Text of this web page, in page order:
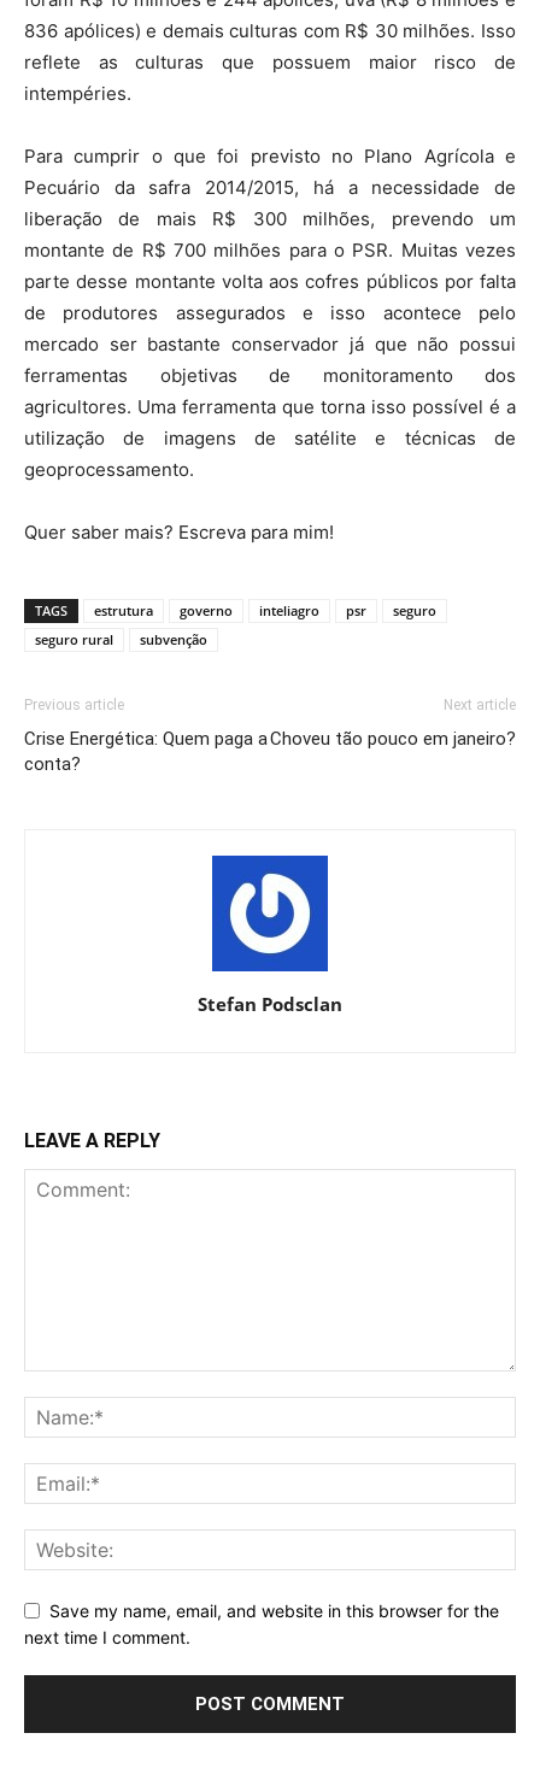
836 apólices) e demais culturas com R$ 30 milhões. Isso
reflete as culturas que possuem maior risco de
intempéries.
Para cumprir o que foi previsto no Plano Agrícola e
Pecuário da safra 2014/2015, há a necessidade de
liberação de mais R$ 300 milhões, prevendo um
montante de R$ 700 milhões para o PSR. Muitas vezes
parte desse montante volta aos cofres públicos por falta
de produtores assegurados e isso acontece pelo
mercado ser bastante conservador já que não possui
ferramentas objetivas de monitoramento dos
agricultores. Uma ferramenta que torna isso possível é a
utilização de imagens de satélite e técnicas de
geoprocessamento.
Quer saber mais? Escreva para mim!
TAGS estrutura governo inteliagro psr
seguro
seguro rural
subvenção
Previous article
Crise Energética: Quem paga a
conta?
Next article
Choveu tão pouco em janeiro?
Stefan Podsclan
LEAVE A REPLY
Save my name, email, and website in this browser for the
next time I comment.